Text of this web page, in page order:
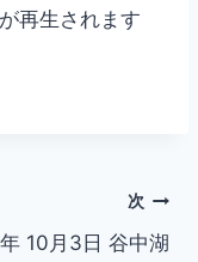
再生されます
次
10月3日 谷中湖